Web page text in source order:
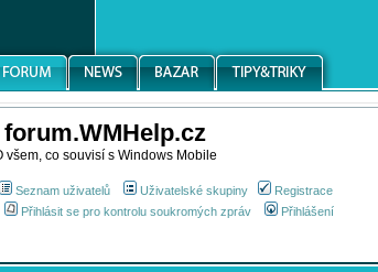
forum.WMHelp.cz
všem, co souvisí s Windows Mobile
Seznam uživatelů Uživatelské skupiny
Registrace
Přihlásit se pro kontrolu soukromých zpráv Přihlášení